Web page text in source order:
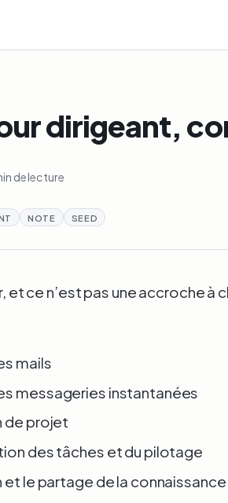
dirigeant,
de lecture
NOTE SEED
et ce n’est pas une accroche à
mails
messageries instantanées
de projet
des tâches et du pilotage
le partage de la